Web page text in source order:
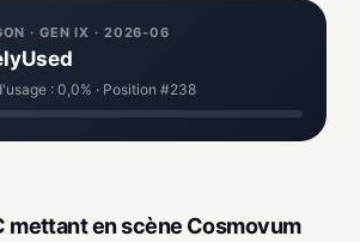
· GEN IX · 2026-06
: 0,0% · Position #238
mettant en scène Cosmovum